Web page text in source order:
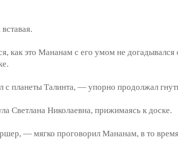
это Мананам с его умом не догадывался
планеты Талинта, — упорно продолжал
Николаевна, прижимаясь к доске.
— мягко проговорил Мананам, в то время